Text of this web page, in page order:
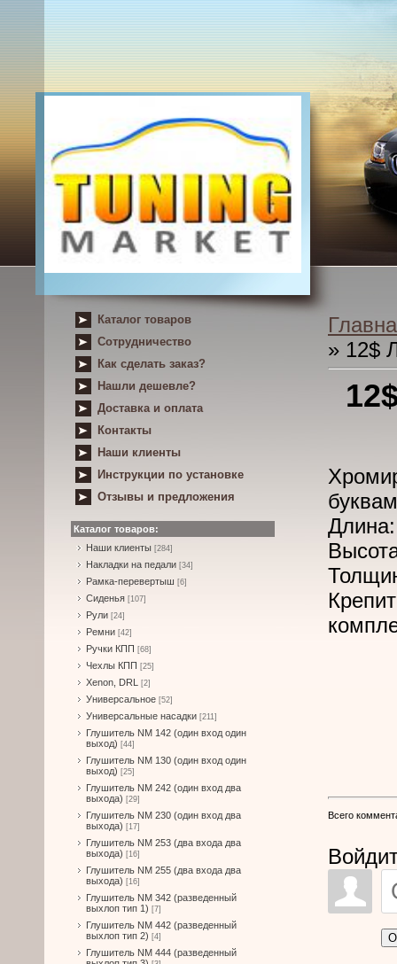
Каталог товаров
Сотрудничество
Как сделать заказ?
Нашли дешевле?
Доставка и оплата
Контакты
Наши клиенты
Инструкции по установке
Отзывы и предложения
Каталог товаров:
Наши клиенты [284]
Накладки на педали [34]
Рамка-перевертыш [6]
Сиденья [107]
Рули [24]
Ремни [42]
Ручки КПП [68]
Чехлы КПП [25]
Xenon, DRL [2]
Универсальное [52]
Универсальные насадки [211]
Глушитель NM 142 (один вход один
выход) [44]
Глушитель NM 130 (один вход один
выход) [25]
Глушитель NM 242 (один вход два
выхода) [29]
Глушитель NM 230 (один вход два
выхода) [17]
Глушитель NM 253 (два входа два
выхода) [16]
Глушитель NM 255 (два входа два
выхода) [16]
Глушитель NM 342 (разведенный
выхлоп тип 1) [7]
Глушитель NM 442 (разведенный
выхлоп тип 2) [4]
Глушитель NM 444 (разведенный
» 12$
Всего